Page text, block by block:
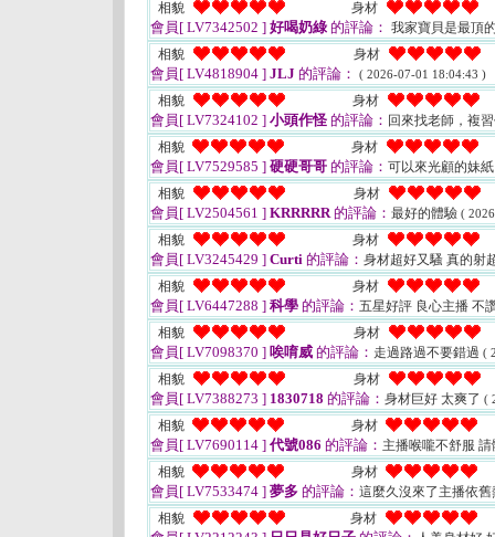
相貌
身材
會員[ LV7342502 ] 好喝奶綠 的評論： 我家寶貝是最頂
相貌
身材
會員[ LV4818904 ] JLJ 的評論： ( 2026-07-01 18:04:43 )
相貌 身材
會員[ LV7324102 ] 小頭作怪 的評論： 回來找老師，複
相貌
身材
會員[ LV7529585 ] 硬硬哥哥 的評論： 可以來光顧的妹
相貌
身材
會員[ LV2504561 ] KRRRRR的評論： 最好的體驗 (
相貌 身材
會員[ LV3245429 ] Curti 的評論： 身材超好又騷 真的射
相貌
身材
會員[ LV6447288 ] 科學 的評論： 五星好評 良心主播 不
相貌
身材
會員[ LV7098370 ] 唉唷威 的評論： 走過路過不要錯過 (
相貌 身材
會員[ LV7388273 ] 1830718 的評論： 身材巨好 太爽了 (
相貌 身材
會員[ LV7690114 ] 代號086 的評論： 主播喉嚨不舒服
相貌
身材
會員[ LV7533474 ] 夢多 的評論： 這麼久沒來了主播依
相貌
身材